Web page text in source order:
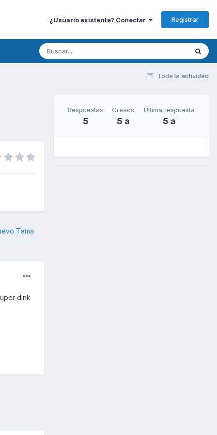
¿Usuario existente? Conectar Registrar
Toda la actividad
Tema
dink
Respuestas
5
Creado
5 a
Última respuesta
5 a